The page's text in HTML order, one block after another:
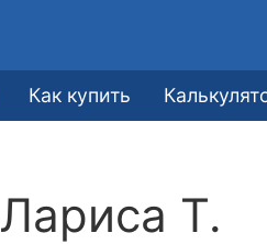
Как купить
Лариса Т.